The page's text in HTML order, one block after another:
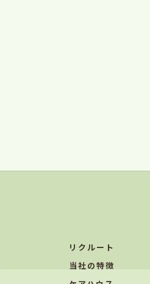
リクルート
当社の特徴